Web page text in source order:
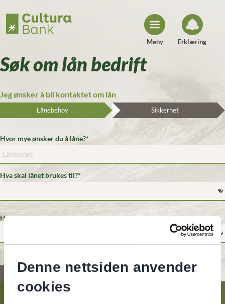
Denne nettsiden anvender
cookies
n
n
d
Meny Erklæring
Søk om lån bedrift
Jeg ønsker å bli kontaktet om lån
Lånebehov Sikkerhet
Hvor mye ønsker du å låne?
Hva skal lånet brukes til?
Hvilken type lån ønsker du?
Neste